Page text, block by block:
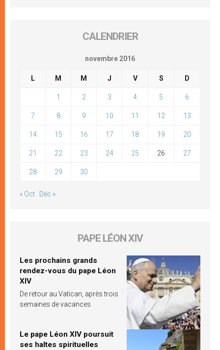
CALENDRIER
novembre 2016
L M M J V S D
1 2 3 4 5 6
7 8 9 10 11 12 13
14 15 16 17 18 19 20
21 22 23 24 25 26 27
28 29 30
« Oct Déc »
PAPE LÉON XIV
Les prochains grands
rendez-vous du pape Léon
XIV
De retour au Vatican, après trois
semaines de vacances
Le pape Léon XIV poursuit
ses haltes spirituelles